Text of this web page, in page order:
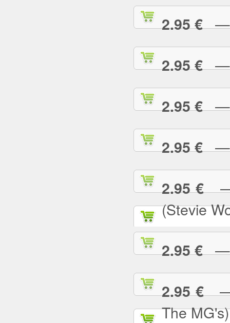
2.95 €—
2.95 €—
2.95 €—
2.95 €—
2.95 €—
(Stevie
2.95 €—
2.95 €—
The MG's)